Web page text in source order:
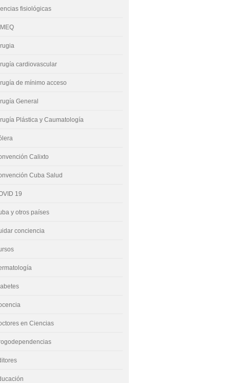
fisiológicas
cardiovascular
de mínimo acceso
General
Plástica y Caumatología
Calixto
Cuba Salud
19
y otros países
conciencia
en Ciencias